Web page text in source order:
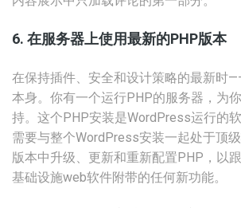
6. 在服务器上使用最新的PHP版本
在保持插件、安全和设计策略的最新时
本身。你有一个运行PHP的服务器，为
持。这个PHP安装是WordPress运行的
需要与整个WordPress安装一起处于顶
版本中升级、更新和重新配置PHP，以
基础设施web软件附带的任何新功能。